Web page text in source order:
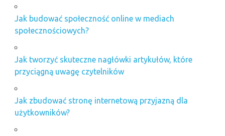
Jak budować społeczność online w mediach
społecznościowych?
Jak tworzyć skuteczne nagłówki artykułów, które
przyciągną uwagę czytelników
Jak zbudować stronę internetową przyjazną dla
użytkowników?